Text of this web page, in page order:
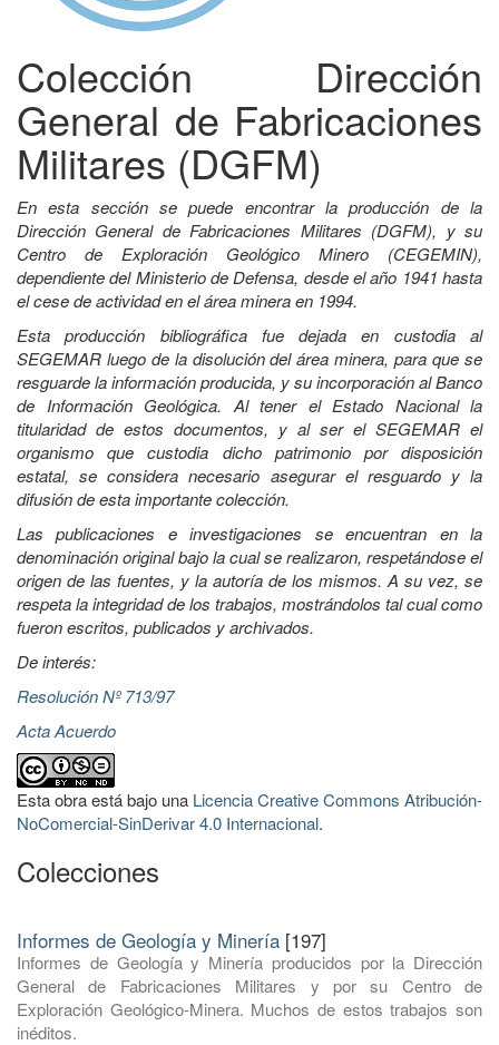
Colección Dirección
General de Fabricaciones
Militares (DGFM)
En esta sección se puede encontrar la producción de la
Dirección General de Fabricaciones Militares (DGFM), y su
Centro de Exploración Geológico Minero (CEGEMIN),
dependiente del Ministerio de Defensa, desde el año 1941 hasta
el cese de actividad en el área minera en 1994.
Esta producción bibliográfica fue dejada en custodia al
SEGEMAR luego de la disolución del área minera, para que se
resguarde la información producida, y su incorporación al Banco
de Información Geológica. Al tener el Estado Nacional la
titularidad de estos documentos, y al ser el SEGEMAR el
organismo que custodia dicho patrimonio por disposición
estatal, se considera necesario asegurar el resguardo y la
difusión de esta importante colección.
Las publicaciones e investigaciones se encuentran en la
denominación original bajo la cual se realizaron, respetándose el
origen de las fuentes, y la autoría de los mismos. A su vez, se
respeta la integridad de los trabajos, mostrándolos tal cual como
fueron escritos, publicados y archivados.
De interés:
Resolución Nº 713/97
Acta Acuerdo
Esta obra está bajo una Licencia Creative Commons Atribución-
NoComercial-SinDerivar 4.0 Internacional.
Colecciones
Informes de Geología y Minería [197]
Informes de Geología y Minería producidos por la Dirección
General de Fabricaciones Militares y por su Centro de
Exploración Geológico-Minera. Muchos de estos trabajos son
inéditos.